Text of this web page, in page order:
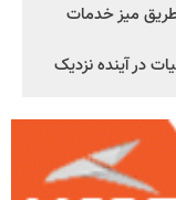
میز خدمات
در آینده نزدیک